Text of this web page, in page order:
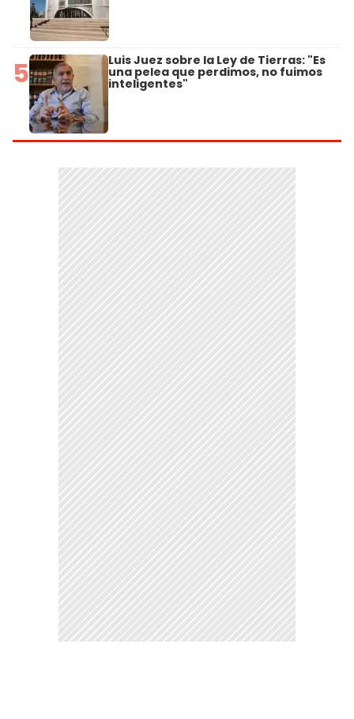
5 Luis Juez sobre la Ley de Tierras: "Es
una pelea que perdimos, no fuimos
inteligentes"